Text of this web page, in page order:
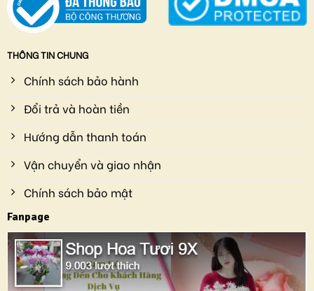
THÔNG TIN CHUNG
Chính sách bảo hành
Đổi trả và hoàn tiền
Hướng dẫn thanh toán
Vận chuyển và giao nhận
Chính sách bảo mật
Fanpage